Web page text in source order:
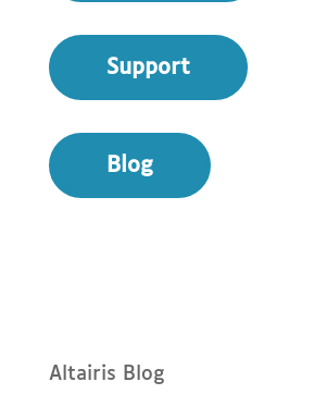
Support
Blog
Altairis Blog